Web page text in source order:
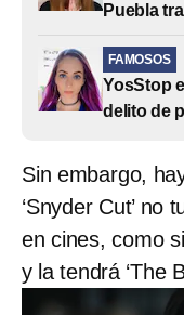
Puebla
FAMOSOS
YosStop
delito de
Sin embargo,
‘Snyder Cut’ no
en cines, como
y la tendrá ‘The